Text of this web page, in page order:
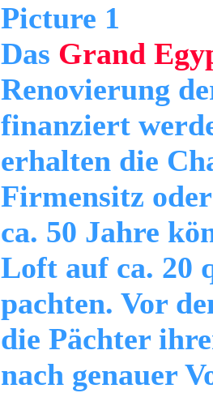
Picture 1
Das Grand
Renovierung
finanziert
erhalten die
Firmensitz
ca. 50 Jahre
Loft auf ca. 20
pachten. Vor
die Pächter
nach genauer